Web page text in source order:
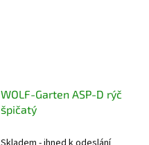
WOLF-Garten ASP-D rýč
špičatý